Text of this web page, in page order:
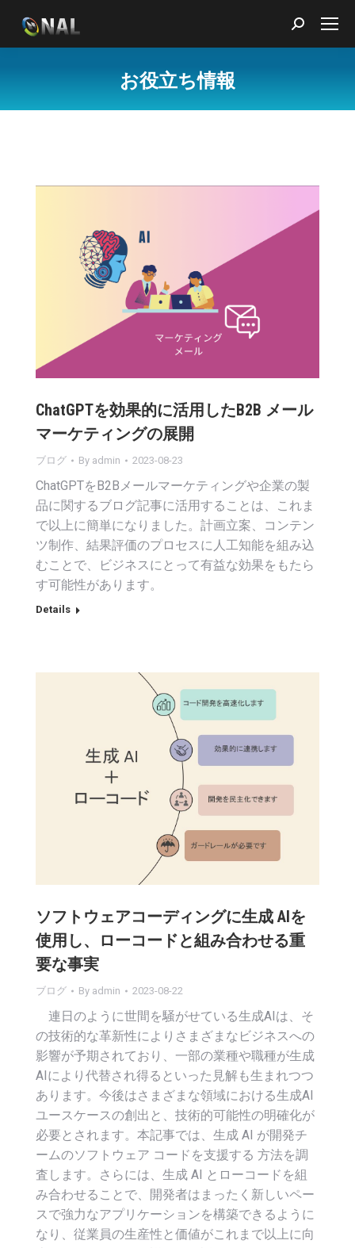
Search:
お役立ち情報
ChatGPTを効果的に活用したB2B メール
マーケティングの展開
ブログ By admin 2023-08-23
ChatGPTをB2Bメールマーケティングや企業の製
品に関するブログ記事に活用することは、これま
で以上に簡単になりました。計画立案、コンテン
ツ制作、結果評価のプロセスに人工知能を組み込
むことで、ビジネスにとって有益な効果をもたら
す可能性があります。
Details
ソフトウェアコーディングに生成 AIを
使用し、ローコードと組み合わせる重
要な事実
ブログ By admin 2023-08-22
連日のように世間を騒がせている生成AIは、そ
の技術的な革新性によりさまざまなビジネスへの
影響が予期されており、一部の業種や職種が生成
AIにより代替され得るといった見解も生まれつつ
あります。今後はさまざまな領域における生成AI
ユースケースの創出と、技術的可能性の明確化が
必要とされます。本記事では、生成 AI が開発チ
ームのソフトウェア コードを支援する 方法を調
査します。さらには、生成 AI とローコードを組
み合わせることで、開発者はまったく新しいペー
スで強力なアプリケーションを構築できるように
なり、従業員の生産性と価値がこれまで以上に向